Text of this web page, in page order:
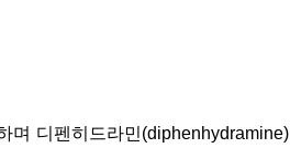
며 디펜히드라민(diphenhydramine)